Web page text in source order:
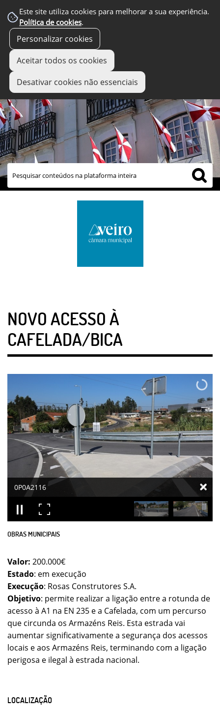
Este site utiliza cookies para melhorar a sua experiência.
Política de cookies.
Personalizar cookies
Aceitar todos os cookies
Desativar cookies não essenciais
links úteis
NOVO ACESSO À
CAFELADA/BICA
0P0A2116
OBRAS MUNICIPAIS
Valor: 200.000€
Estado: em execução
Execução: Rosas Construtores S.A.
Objetivo: permite realizar a ligação entre a rotunda de
acesso à A1 na EN 235 e a Cafelada, com um percurso
que circunda os Armazéns Reis. Esta estrada vai
aumentar significativamente a segurança dos acessos
locais e aos Armazéns Reis, terminando com a ligação
perigosa e ilegal à estrada nacional.